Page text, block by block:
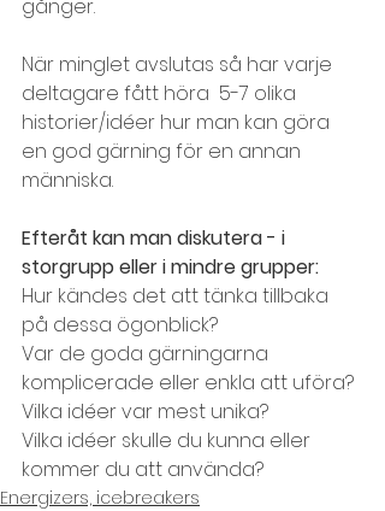
gånger.
När minglet avslutas så har varje
deltagare fått höra  5-7 olika
historier/idéer hur man kan göra
en god gärning för en annan
människa.
Efteråt kan man diskutera - i
storgrupp eller i mindre grupper:
Hur kändes det att tänka tillbaka
på dessa ögonblick?
Var de goda gärningarna
komplicerade eller enkla att uföra?
Vilka idéer var mest unika?
Vilka idéer skulle du kunna eller
kommer du att använda?
Energizers, icebreakers